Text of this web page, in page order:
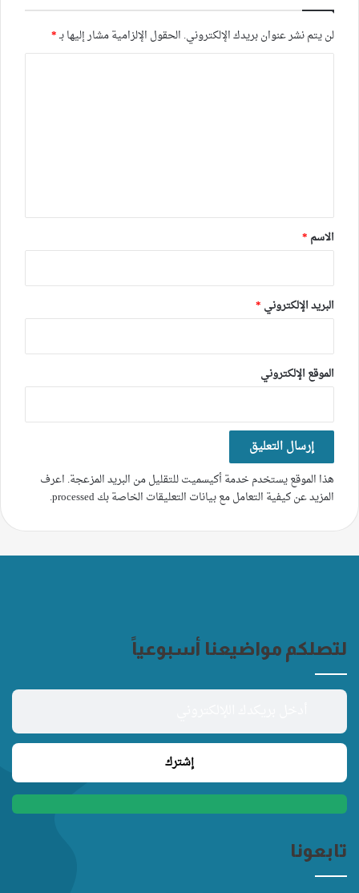
لن يتم نشر عنوان بريدك الإلكتروني. الحقول الإلزامية مشار إليها بـ*
*
الاسم *
البريد الإلكتروني *
الموقع الإلكتروني
هذا الموقع يستخدم خدمة أكيسميت للتقليل من البريد المزعجة. اعرف
المزيد عن كيفية التعامل مع بيانات التعليقات الخاصة بك processed
.
لتصلكم مواضيعنا أسبوعياً
تابعونا